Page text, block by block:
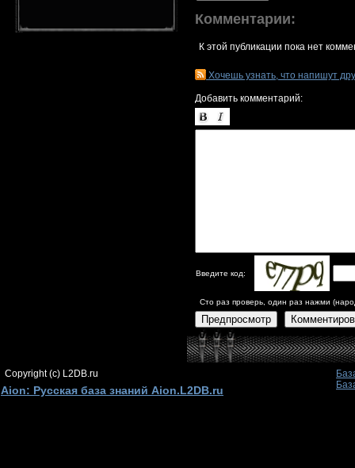
Комментарии:
К этой публикации пока нет
Хочешь узнать, что напишут
Добавить комментарий:
Введите код:
Сто раз проверь, один раз нажми
Предпросмотр
Copyright (c) L2DB.ru
Aion: Русская база знаний Aion.L2DB.ru